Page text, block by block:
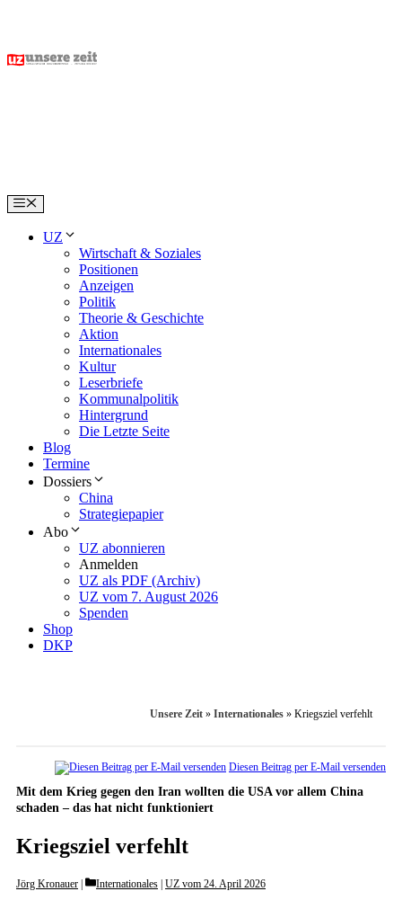
content
Menu
UZ
Wirtschaft & Soziales
Positionen
Anzeigen
Politik
Theorie & Geschichte
Aktion
Internationales
Kultur
Leserbriefe
Kommunalpolitik
Hintergrund
Die Letzte Seite
Blog
Termine
Dossiers
China
Strategiepapier
Abo
UZ abonnieren
Anmelden
UZ als PDF (Archiv)
UZ vom 7. August 2026
Spenden
Shop
DKP
Unsere Zeit » Internationales » Kriegsziel verfehlt
Diesen Beitrag per E-Mail versenden
Mit dem Krieg gegen den Iran wollten die USA vor allem China
schaden – das hat nicht funktioniert
Kriegsziel verfehlt
Jörg Kronauer Categories
Internationales UZ vom 24. April 2026